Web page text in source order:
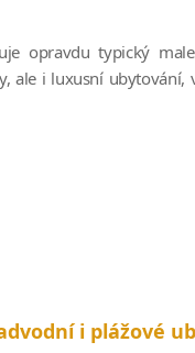
opravdu typický
ale i luxusní
i plážové